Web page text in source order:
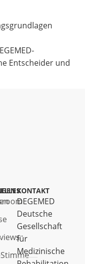
Entscheider und
KONTAKT
DEGEMED
Deutsche
Gesellschaft
für
Medizinische